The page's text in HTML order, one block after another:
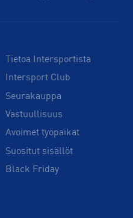
Tietoa Intersportista
Intersport Club
Seurakauppa
Vastuullisuus
Avoimet työpaikat
Suositut sisällöt
Black Friday